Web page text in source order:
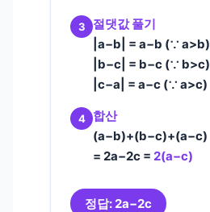
3
절댓값 풀기
|a−b| = a−b (∵ a>b)
|b−c| = b−c (∵ b>c)
|c−a| = a−c (∵ a>c)
4
합산
(a−b)+(b−c)+(a−c)
= 2a−2c = 2(a−c)
정답: 2a−2c